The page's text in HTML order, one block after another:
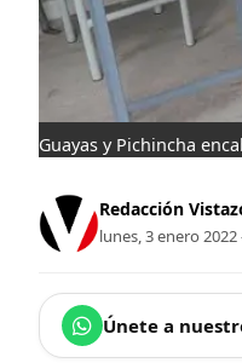
Guayas y Pichincha
Redacción
lunes, 3 enero 2022
Únete a